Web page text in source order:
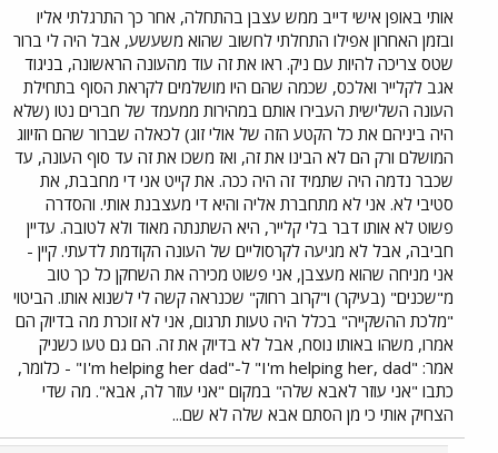
אותי באופן אישי דייב ממש עצבן בהתחלה, אחר כך התרגלתי אליו
ובזמן האחרון אפילו התחלתי לחשוב שהוא משעשע, אבל היה לי ברור
שטס צריכה להיות עם ניק. ראו את זה עוד מהעונה הראשונה, בניגוד
אגב לקלייר ואלכס, שכמה שהם היו מושלמים לקראת הסוף בתחילת
העונה השלישית העבירו אותם במהירות ממעמד של חברים נטו (שלא
היה ביניהם את כל הקטע הזה של אולי זוג) לכאלה שברור שהם הזיווג
המושלם ורק הם לא הבינו את זה, ואז משכו את זה עד סוף העונה, עד
שכבר נדמה היה שתמיד זה היה ככה. את קייט אני די מחבבת, את
סטיבי לא. אני לא מתחברת אליה והיא די מעצבנת אותי. והסדרה
פשוט לא אותו דבר בלי קלייר, היא השתנתה מאוד ולא לטובה. עדיין
חביבה, אבל לא מגיעה לקרסוליים של העונה הקודמת לדעתי. קיין -
אני מניחה שהוא מעצבן, אני פשוט מכירה את השחקן כל כך טוב
מ"שכנים" (בעיקר) ו"קרוב רחוק" שכנראה קשה לי לשנוא אותו. הביטוי
"מלכת ההשקייה" בכלל היה טעות תרגום, אני לא זוכרת מה בדיוק הם
אמרו, משהו באותו נוסח, אבל לא בדיוק את זה. הם גם טעו כשניק
אמר: "I'm helping her, dad" ל-"I'm helping her dad" - כלומר,
כתבו "אני עוזר לאבא שלה" במקום "אני עוזר לה, אבא". מה שדי
הצחיק אותי כי מן הסתם אבא שלה לא שם...